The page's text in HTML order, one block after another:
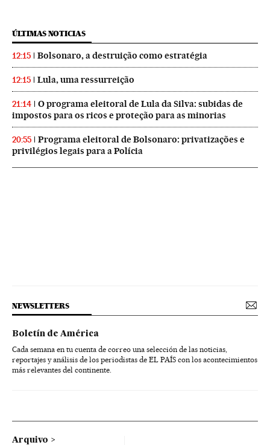
ÚLTIMAS NOTICIAS
12:15 Bolsonaro, a destruição como estratégia
12:15 Lula, uma ressurreição
21:14
O programa eleitoral de Lula da Silva: subidas de
impostos para os ricos e proteção para as minorias
20:55
Programa eleitoral de Bolsonaro: privatizações e
privilégios legais para a Polícia
NEWSLETTERS
Boletín de América
Cada semana en tu cuenta de correo una selección de las noticias,
reportajes y análisis de los periodistas de EL PAÍS con los acontecimientos
más relevantes del continente.
Arquivo